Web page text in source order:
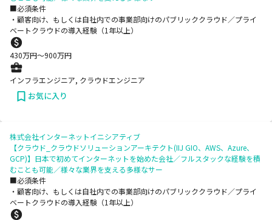
■必須条件
・顧客向け、もしくは自社内での事業部向けのパブリッククラウド／プライ
ベートクラウドの導入経験（1年以上）
430万円〜900万円
インフラエンジニア, クラウドエンジニア
お気に入り
株式会社インターネットイニシアティブ
【クラウド_クラウドソリューションアーキテクト(IIJ GIO、AWS、Azure、
GCP)】日本で初めてインターネットを始めた会社／フルスタックな経験を積
むことも可能／様々な業界を支える多様なサー
■必須条件
・顧客向け、もしくは自社内での事業部向けのパブリッククラウド／プライ
ベートクラウドの導入経験（1年以上）